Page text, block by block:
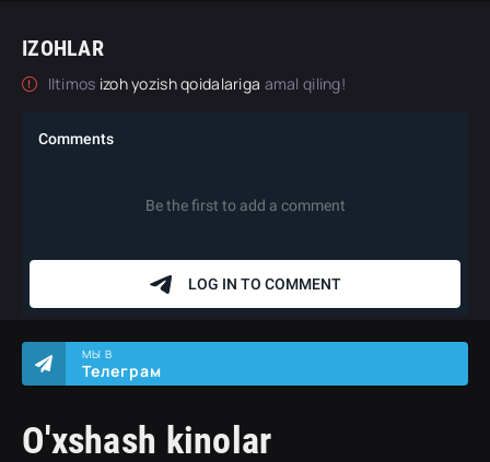
IZOHLAR
Iltimos izoh yozish qoidalariga amal qiling!
O'xshash kinolar
МЫ В
Телеграм